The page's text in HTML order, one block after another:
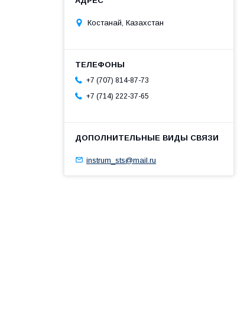
Костанай, Казахстан
+7 (707) 814-87-73
+7 (714) 222-37-65
instrum_sts@mail.ru